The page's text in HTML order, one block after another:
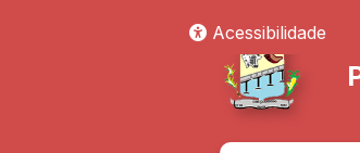
Acessibilidade